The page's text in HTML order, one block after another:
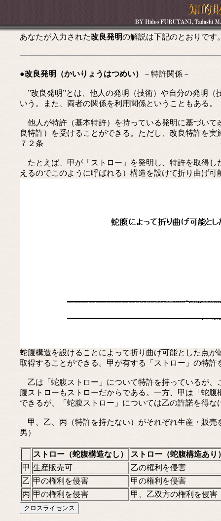
あなたが入力された改良発明の解説は下記のとおりです
●改良発明（かいりょうはつめい） －特許関係－
”改良発明”とは、他人の発明（技術）や自分の発明（
いう。また、両者の関係を利用関係ということもある。
他人が特許（基本特許）を持っている発明に基づいて
良特許）を受けることができる。ただし、改良特許を
７２条
たとえば、甲が「ストロー」を発明し、特許を取得し
えるのでこのように呼ばれる）構造を設けて折り曲げ
蛇腹構造を設けることによって折り曲げ可能とした点
取得することができる。甲が有する「ストロー」の特
乙は「蛇腹ストロー」について特許を持っているが、
腹ストローもストローだからである。一方、甲は「蛇
できるが、「蛇腹ストロー」については乙の許諾を得な
甲、乙、丙（特許を持たない）がそれぞれ生産・販
男）
ストロー（蛇腹構造なし）
ストロー（蛇腹構造あり
甲 生産販売可
乙の権利を侵害
乙 甲の権利を侵害
甲の権利を侵害
丙 甲の権利を侵害 甲、乙双方の権利を侵害